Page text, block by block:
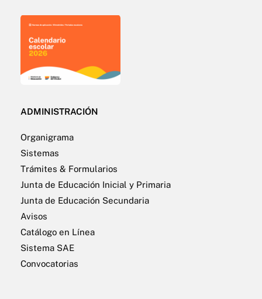
ADMINISTRACIÓN
Organigrama
Sistemas
Trámites & Formularios
Junta de Educación Inicial y Primaria
Junta de Educación Secundaria
Avisos
Catálogo en Línea
Sistema SAE
Convocatorias